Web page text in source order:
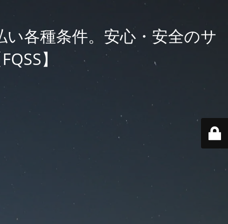
各種条件。安心・安全のサ
】